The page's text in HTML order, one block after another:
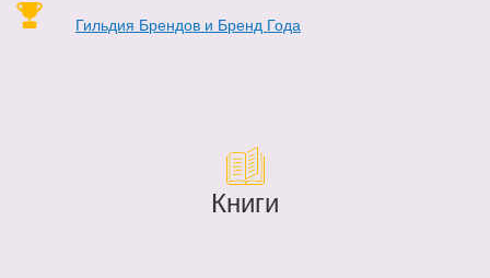
Гильдия Брендов и Бренд Года
Книги